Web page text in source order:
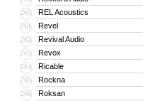
260 REL Acoustics
261 Revel
262 Revival Audio
263 Revox
264 Ricable
265 Rockna
266 Roksan